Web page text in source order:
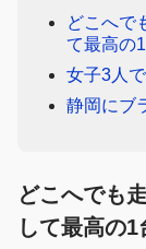
どこへで
て最高の
女子3人
静岡にブ
どこへでも
して最高の1